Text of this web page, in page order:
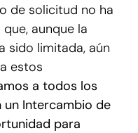
de solicitud no ha
aunque la
sido limitada, aún
estos
a todos los
Intercambio de
para